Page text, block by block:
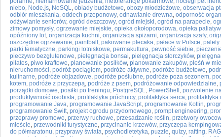
niebo, Node.js, NoSQL, obiady budżetowe, obozy młodzieżowe, obserwacja
odbiór mieszkania, oddech przeponowy, odnawianie drewna, odporność
odżywianie seniorów, ogród deszczowy, ogród miejski, ogród na parapecie,
zimowy pomysły, ogrzewanie miejskie, opieka okołoporodowa, opieka
opóźniony lot, organizacja kuchni, organizacja spiżarni, organizacja szafy,
oszczędne ogrzewanie, paintball , pakowanie plecaka, pałace w Polsce, palety
parki tematyczne, parkingi lotniskowe, permakultura, pewność siebie,
pieczywo bezglutenowe, pielęgnacja bonsai, pielęgnacja storczyków,
pilates, piwo kraftowe, planowanie posiłków, planowanie zakupów, pleśń w
nieruchomości, podróż pociągiem, podróże aktywne, podróże budżetowe,
kulinarne, podróże objazdowe, podróże poślubne, podróże poza sezonem,
kotem, podróże z przyczepą, podróże z psem, podróżowanie odpowiedzialne,
porządki domowe, posiłki po treningu, PostgreSQL, PowerShell , pozwolenie
produktywność osobista, profilaktyka próchnicy, profilaktyka serca, profilaktyka
programowanie Java, programowanie JavaScript, programowanie Kotlin,
programowanie Swift, projekt ogrodu przydomowego, prompt engineering,
przeprawy promowe, przerwy ruchowe, przesadzanie roślin, przetwory
mieście, przewodniki turystyczne, przycinanie krzewów, przyczepa
do półmaratonu, przyprawy świata, psychodietetyka, puzzle, quizy, rafting, RAG